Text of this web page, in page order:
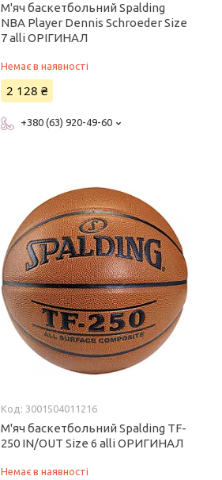
М'яч баскетбольний Spalding
NBA Player Dennis Schroeder Size
7 alli ОРІГИНАЛ
Немає в наявності
2 128 ₴
+380 (63) 920-49-60
3001504011216
М'яч баскетбольний Spalding TF-
250 IN/OUT Size 6 alli ОРИГИНАЛ
Немає в наявності